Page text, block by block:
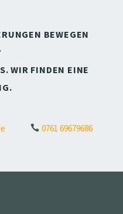
BEWEGEN
WIR FINDEN EINE
0761 69679686